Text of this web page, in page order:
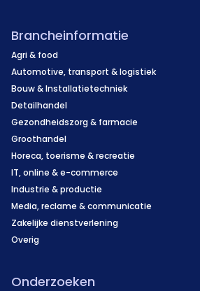
Brancheinformatie
Agri & food
Automotive, transport & logistiek
Bouw & Installatietechniek
Detailhandel
Gezondheidszorg & farmacie
Groothandel
Horeca, toerisme & recreatie
IT, online & e-commerce
Industrie & productie
Media, reclame & communicatie
Zakelijke dienstverlening
Overig
Onderzoeken